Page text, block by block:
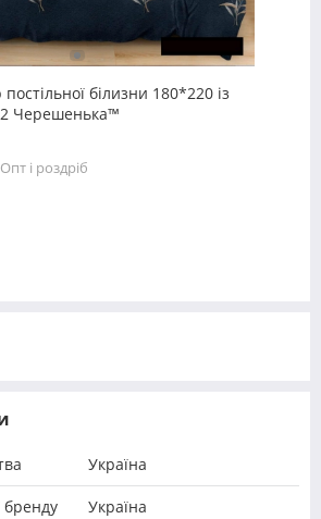
білизни 180*220 із
Черешенька™
Опт і роздріб
Україна
бренду Україна